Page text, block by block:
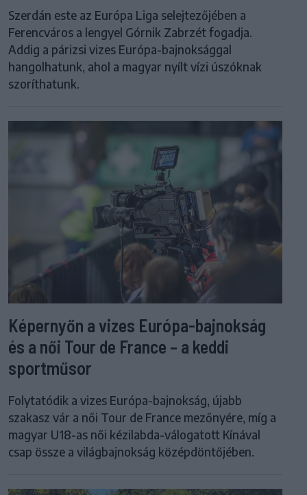
Szerdán este az Európa Liga selejtezőjében a
Ferencváros a lengyel Górnik Zabrzét fogadja.
Addig a párizsi vizes Európa-bajnoksággal
hangolhatunk, ahol a magyar nyílt vízi úszóknak
szoríthatunk.
Képernyőn a vizes Európa-bajnokság
és a női Tour de France – a keddi
sportműsor
Folytatódik a vizes Európa-bajnokság, újabb
szakasz vár a női Tour de France mezőnyére, míg a
magyar U18-as női kézilabda-válogatott Kínával
csap össze a világbajnokság középdöntőjében.